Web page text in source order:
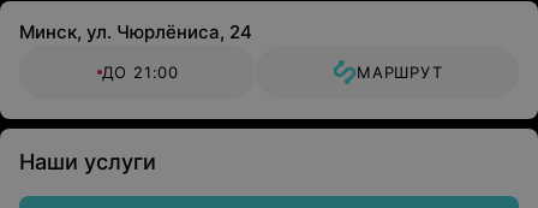
Минск, ул. Чюрлёниса, 24
ДО 21:00 МАРШРУТ
Наши услуги